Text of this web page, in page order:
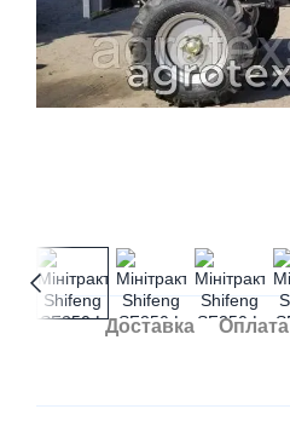
Доставка Оплата